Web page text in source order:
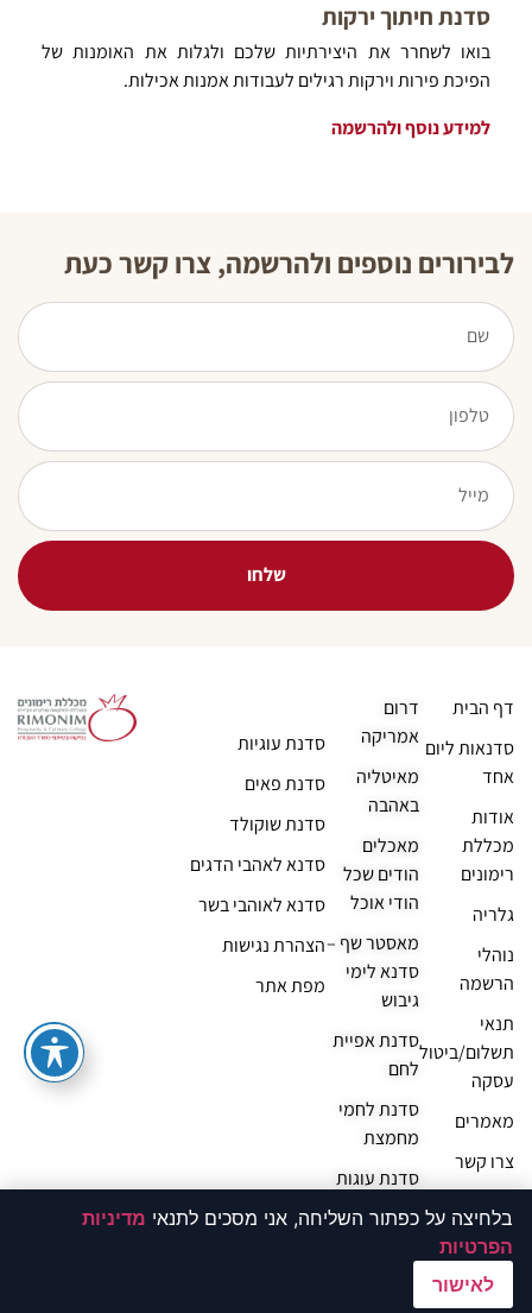
בלחיצה על כפתור השליחה, אני מסכים לתנאי מדיניות
הפרטיות
לאישור
סדנת חיתוך ירקות
בואו לשחרר את היצירתיות שלכם ולגלות את האומנות של
הפיכת פירות וירקות רגילים לעבודות אמנות אכילות.
למידע נוסף ולהרשמה
לבירורים נוספים ולהרשמה, צרו קשר כעת
שלחו
דף הבית
סדנאות ליום
אחד
אודות
מכללת
רימונים
גלריה
נוהלי
הרשמה
תנאי
תשלום/ביטול
עסקה
מאמרים
צרו קשר
דרום
אמריקה
מאיטליה
באהבה
מאכלים
הודים שכל
הודי אוכל
מאסטר שף –
סדנא לימי
גיבוש
סדנת אפיית
לחם
סדנת לחמי
מחמצת
סדנת עוגות
סדנת עוגיות
סדנת פאים
סדנת שוקולד
סדנא לאהבי הדגים
סדנא לאוהבי בשר
הצהרת נגישות
מפת אתר
04-6728552